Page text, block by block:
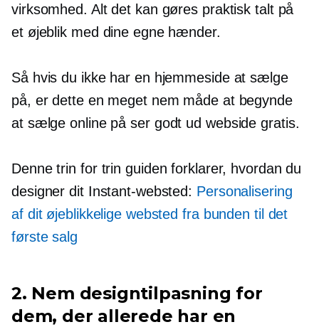
virksomhed. Alt det kan gøres praktisk talt på
et øjeblik med dine egne hænder.
Så hvis du ikke har en hjemmeside at sælge
på, er dette en meget nem måde at begynde
at sælge online påser godt ud webside gratis.
Dennetrin for trin guiden forklarer, hvordan du
designer dit Instant-websted: Personalisering
af dit øjeblikkelige websted fra bunden til det
første salg
2. Nem designtilpasning for
dem, der allerede har en